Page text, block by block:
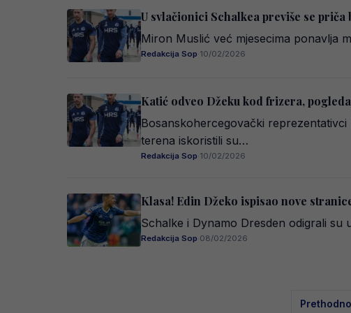
U svlačionici Schalkea previše se
Miron Muslić već mjesecima ponavlja
Redakcija Sop·10/02/2026
Katić odveo Džeku kod frizera,
Bosanskohercegovački
terena iskoristili su…
Redakcija Sop·10/02/2026
Klasa! Edin Džeko ispisao nove
Schalke i Dynamo Dresden odigrali
Redakcija Sop·08/02/2026
Posts
Prethodno